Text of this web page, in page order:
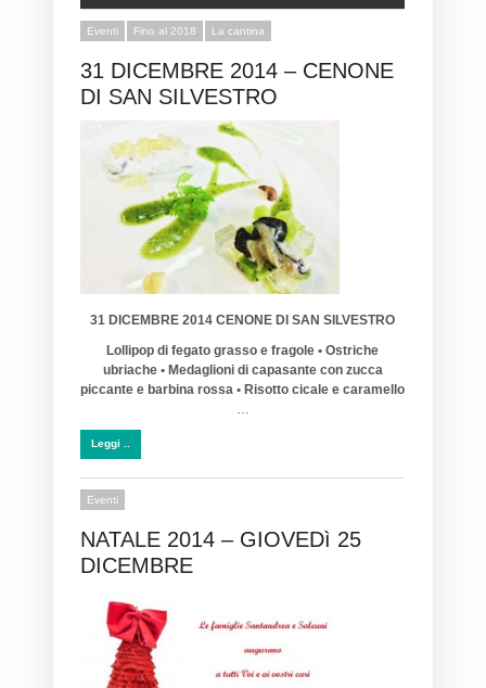
Eventi Fino al 2018 La cantina
31 DICEMBRE 2014 – CENONE
DI SAN SILVESTRO
31 DICEMBRE 2014 CENONE DI SAN SILVESTRO
Lollipop di fegato grasso e fragole • Ostriche
ubriache • Medaglioni di capasante con zucca
piccante e barbina rossa • Risotto cicale e caramello
…
Leggi ..
Eventi
NATALE 2014 – GIOVEDì 25
DICEMBRE